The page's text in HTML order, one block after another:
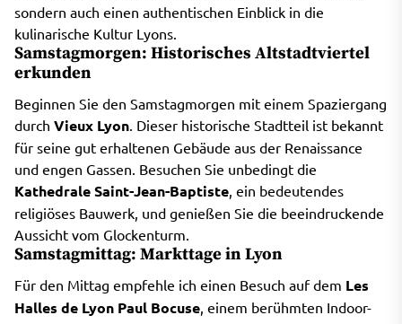
sondern auch einen authentischen Einblick in die
kulinarische Kultur Lyons.
Samstagmorgen: Historisches Altstadtviertel
erkunden
Beginnen Sie den Samstagmorgen mit einem Spaziergang
durch Vieux Lyon . Dieser historische Stadtteil ist bekannt
für seine gut erhaltenen Gebäude aus der Renaissance
und engen Gassen. Besuchen Sie unbedingt die
Kathedrale Saint-Jean-Baptiste , ein bedeutendes
religiöses Bauwerk, und genießen Sie die beeindruckende
Aussicht vom Glockenturm.
Samstagmittag: Markttage in Lyon
Für den Mittag empfehle ich einen Besuch auf dem Les
Halles de Lyon Paul Bocuse , einem berühmten Indoor-